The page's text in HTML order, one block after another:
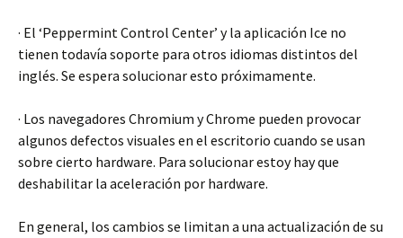
· El ‘Peppermint Control Center’ y la aplicación Ice no
tienen todavía soporte para otros idiomas distintos del
inglés. Se espera solucionar esto próximamente.
· Los navegadores Chromium y Chrome pueden provocar
algunos defectos visuales en el escritorio cuando se usan
sobre cierto hardware. Para solucionar estoy hay que
deshabilitar la aceleración por hardware.
En general, los cambios se limitan a una actualización de su